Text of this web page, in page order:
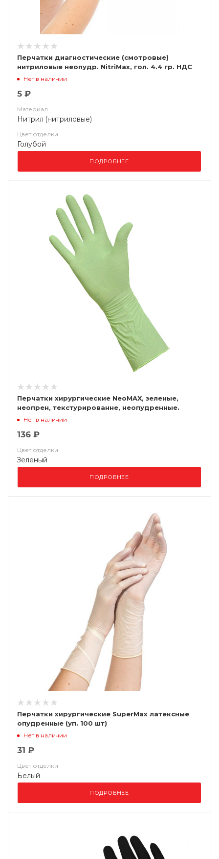
Перчатки диагностические (смотровые)
нитриловые неопудр. NitriMax, гол. 4.4 гр. НДС
(10%)
Нет в наличии
5 ₽
Материал
Нитрил (нитриловые)
Цвет отделки
Голубой
ПОДРОБНЕЕ
Перчатки хирургические NeoMAX, зеленые,
неопрен, текстурированне, неопудренные.
стерильные
Нет в наличии
136 ₽
Цвет отделки
Зеленый
ПОДРОБНЕЕ
Перчатки хирургические SuperMax латексные
опудренные (уп. 100 шт)
Нет в наличии
31 ₽
Цвет отделки
Белый
ПОДРОБНЕЕ